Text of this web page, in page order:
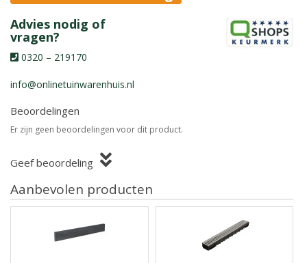
Advies nodig of
vragen?
0320 – 219170
info@onlinetuinwarenhuis.nl
Beoordelingen
Er zijn geen beoordelingen voor dit product.
Geef beoordeling
Aanbevolen producten